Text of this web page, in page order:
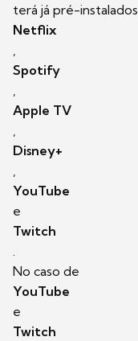
terá já pré-instalados
Netflix
Spotify
Apple TV
Disney+
YouTube
e
Twitch
No caso de
YouTube
e
Twitch